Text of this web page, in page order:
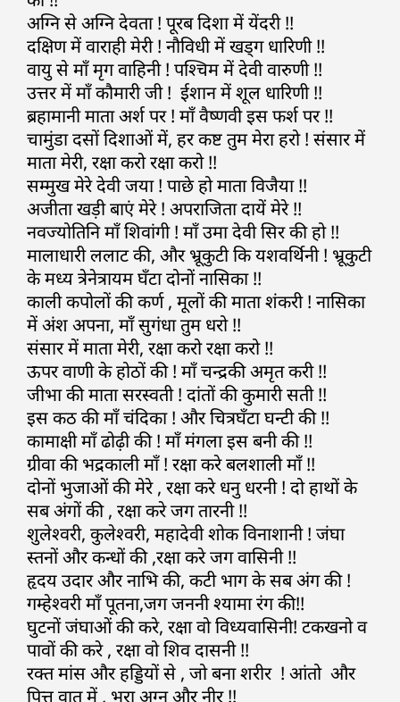
अग्नि से अग्नि देवता ! पूरब दिशा में येंदरी !!
दक्षिण में वाराही मेरी ! नौविधी में खड्ग धारिणी !!
वायु से माँ मृग वाहिनी ! पश्चिम में देवी वारुणी !!
उत्तर में माँ कौमारी जी ! ईशान में शूल धारिणी !!
ब्रहामानी माता अर्श पर ! माँ वैष्णवी इस फर्श पर !!
चामुंडा दसों दिशाओं में, हर कष्ट तुम मेरा हरो ! संसार में
माता मेरी, रक्षा करो रक्षा करो !!
सम्मुख मेरे देवी जया ! पाछे हो माता विजैया !!
अजीता खड़ी बाएं मेरे ! अपराजिता दायें मेरे !!
नवज्योतिनि माँ शिवांगी ! माँ उमा देवी सिर की हो !!
मालाधारी ललाट की, और भ्रूकुटी कि यशवर्थिनी ! भ्रूकुटी
के मध्य त्रेनेत्रायम घँटा दोनों नासिका !!
काली कपोलों की कर्ण , मूलों की माता शंकरी ! नासिका
में अंश अपना, माँ सुगंधा तुम धरो !!
संसार में माता मेरी, रक्षा करो रक्षा करो !!
ऊपर वाणी के होठों की ! माँ चन्द्रकी अमृत करी !!
जीभा की माता सरस्वती ! दांतों की कुमारी सती !!
इस कठ की माँ चंदिका ! और चित्रघँटा घन्टी की !!
कामाक्षी माँ ढोढ़ी की ! माँ मंगला इस बनी की !!
ग्रीवा की भद्रकाली माँ ! रक्षा करे बलशाली माँ !!
दोनों भुजाओं की मेरे , रक्षा करे धनु धरनी ! दो हाथों के
सब अंगों की , रक्षा करे जग तारनी !!
शुलेश्वरी, कुलेश्वरी, महादेवी शोक विनाशानी ! जंघा
स्तनों और कन्धों की ,रक्षा करे जग वासिनी !!
हृदय उदार और नाभि की, कटी भाग के सब अंग की !
गम्हेश्वरी माँ पूतना,जग जननी श्यामा रंग की!!
घुटनों जंघाओं की करे, रक्षा वो विध्यवासिनी! टकखनो व
पावों की करे , रक्षा वो शिव दासनी !!
रक्त मांस और हड्डियों से , जो बना शरीर ! आंतो और
पित्त वात में , भरा अग्न और नीर !!